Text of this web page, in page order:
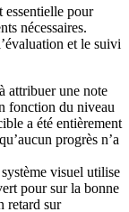
essentielle pour
nécessaires.
et le suivi
attribuer une note
fonction du niveau
a été entièrement
progrès n’a
visuel utilise
pour sur la bonne
retard sur